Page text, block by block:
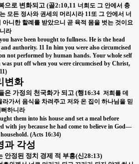
으로 변화되고 (골2:10,11 너희도 그 안에서 충
모든 정사와 권세의 머리시라11또 그 안에서 너
아니한 할례를 받았으니 곧 육적 몸을 벗는 것이요
라
have been brought to fullness. He is the head
authority. 11 In him you were also circumcised
not performed by human hands. Your whole self
was put off when you were circumcised by Christ,
변화
은 가정의 천국화가 되고 (행16:34 저희를 데
라가서 음식을 차려주고 저와 온 집이 하나님을 믿
하니라
them into his house and set a meal before
with joy because he had come to believe in God—
(Acts 16:34)
과 각성
안정된 정치 경제 적 부흥(신28:13)